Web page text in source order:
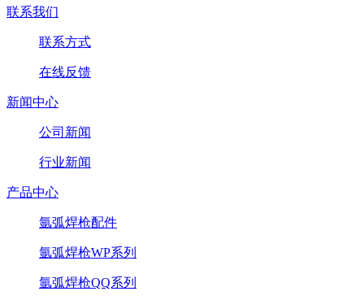
联系我们
联系方式
在线反馈
新闻中心
公司新闻
行业新闻
产品中心
氩弧焊枪配件
氩弧焊枪WP系列
氩弧焊枪QQ系列